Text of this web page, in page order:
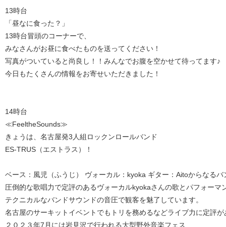
13時台
「昼なに食った？」
13時台冒頭のコーナーで、
みなさんがお昼に食べたものを送ってください！
写真がついていると尚良し！！みんなでお腹を空かせて待ってます♪
今日もたくさんの情報をお寄せいただきました！
14時台
≪FeeltheSounds≫
きょうは、名古屋発3人組ロックンロールバンド
ES-TRUS（エストラス）！
ベース：風児（ふうじ） ヴォーカル：kyoka ギター：Aitoからなるバ
圧倒的な歌唱力で定評のあるヴォーカルkyokaさんの歌とパフォーマ
テクニカルなバンドサウンドの音圧で観客を魅了しています。
名古屋のサーキットイベントでもトリを務めるなどライブ力に定評が
２０２３年7月には岩見沢で行われる大型野外音楽フェス